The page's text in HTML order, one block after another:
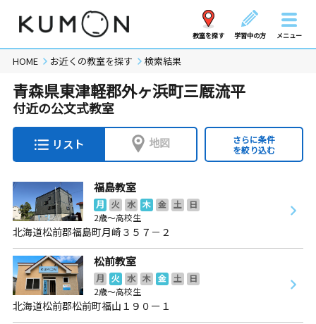
教室を探す 学習中の方 メニュー
HOME お近くの教室を探す 検索結果
青森県東津軽郡外ヶ浜町三厩流平
付近の公文式教室
リスト 地図
さらに条件
を絞り込む
福島教室
月 火 水 木 金 土
日
2歳～高校生
北海道松前郡福島町月崎３５７－２
松前教室
月 火 水 木 金 土
日
2歳～高校生
北海道松前郡松前町福山１９０ー１